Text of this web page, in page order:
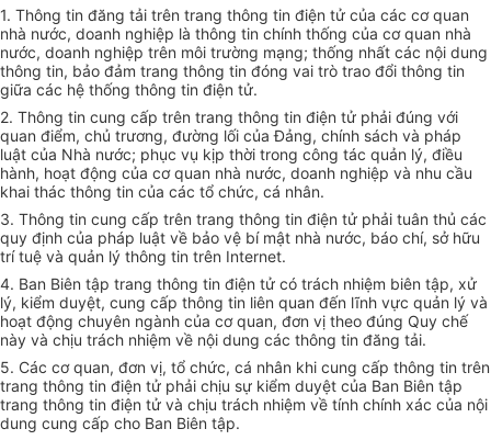
1. Thông tin đăng tải trên trang thông tin điện tử của các cơ quan
nhà nước, doanh nghiệp là thông tin chính thống của cơ quan nhà
nước, doanh nghiệp trên môi trường mạng; thống nhất các nội dung
thông tin, bảo đảm trang thông tin đóng vai trò trao đổi thông tin
giữa các hệ thống thông tin điện tử.
2. Thông tin cung cấp trên trang thông tin điện tử phải đúng với
quan điểm, chủ trương, đường lối của Đảng, chính sách và pháp
luật của Nhà nước; phục vụ kịp thời trong công tác quản lý, điều
hành, hoạt động của cơ quan nhà nước, doanh nghiệp và nhu cầu
khai thác thông tin của các tổ chức, cá nhân.
3. Thông tin cung cấp trên trang thông tin điện tử phải tuân thủ các
quy định của pháp luật về bảo vệ bí mật nhà nước, báo chí, sở hữu
trí tuệ và quản lý thông tin trên Internet.
4. Ban Biên tập trang thông tin điện tử có trách nhiệm biên tập, xử
lý, kiểm duyệt, cung cấp thông tin liên quan đến lĩnh vực quản lý và
hoạt động chuyên ngành của cơ quan, đơn vị theo đúng Quy chế
này và chịu trách nhiệm về nội dung các thông tin đăng tải.
5. Các cơ quan, đơn vị, tổ chức, cá nhân khi cung cấp thông tin trên
trang thông tin điện tử phải chịu sự kiểm duyệt của Ban Biên tập
trang thông tin điện tử và chịu trách nhiệm về tính chính xác của nội
dung cung cấp cho Ban Biên tập.